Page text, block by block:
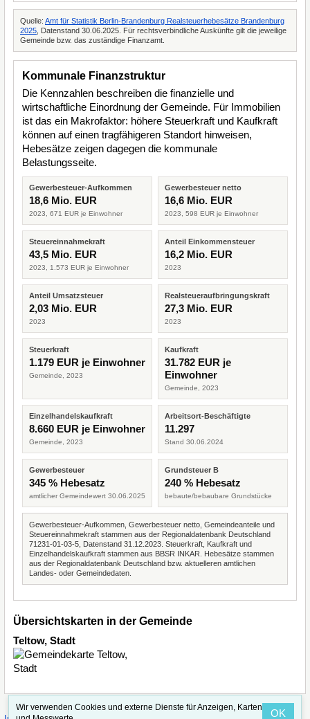
Quelle: Amt für Statistik Berlin-Brandenburg Realsteuerhebesätze Brandenburg
2025 , Datenstand 30.06.2025. Für rechtsverbindliche Auskünfte gilt die jeweilige
Gemeinde bzw. das zuständige Finanzamt.
Kommunale Finanzstruktur
Die Kennzahlen beschreiben die finanzielle und
wirtschaftliche Einordnung der Gemeinde. Für Immobilien
ist das ein Makrofaktor: höhere Steuerkraft und Kaufkraft
können auf einen tragfähigeren Standort hinweisen,
Hebesätze zeigen dagegen die kommunale
Belastungsseite.
Gewerbesteuer-Aufkommen
18,6 Mio. EUR
2023, 671 EUR je Einwohner
Gewerbesteuer netto
16,6 Mio. EUR
2023, 598 EUR je Einwohner
Steuereinnahmekraft
43,5 Mio. EUR
2023, 1.573 EUR je Einwohner
Anteil Einkommensteuer
16,2 Mio. EUR
2023
Anteil Umsatzsteuer
2,03 Mio. EUR
2023
Realsteueraufbringungskraft
27,3 Mio. EUR
2023
Steuerkraft
1.179 EUR je Einwohner
Gemeinde, 2023
Kaufkraft
31.782 EUR je
Einwohner
Gemeinde, 2023
Einzelhandelskaufkraft
8.660 EUR je Einwohner
Gemeinde, 2023
Arbeitsort-Beschäftigte
11.297
Stand 30.06.2024
Gewerbesteuer
345 % Hebesatz
amtlicher Gemeindewert 30.06.2025
Grundsteuer B
240 % Hebesatz
bebaute/bebaubare Grundstücke
Gewerbesteuer-Aufkommen, Gewerbesteuer netto, Gemeindeanteile und
Steuereinnahmekraft stammen aus der Regionaldatenbank Deutschland
71231-01-03-5, Datenstand 31.12.2023. Steuerkraft, Kaufkraft und
Einzelhandelskaufkraft stammen aus BBSR INKAR. Hebesätze stammen
aus der Regionaldatenbank Deutschland bzw. aktuelleren amtlichen
Landes- oder Gemeindedaten.
Übersichtskarten in der Gemeinde
Teltow, Stadt
Wir verwenden Cookies und externe Dienste für Anzeigen, Karten
OK